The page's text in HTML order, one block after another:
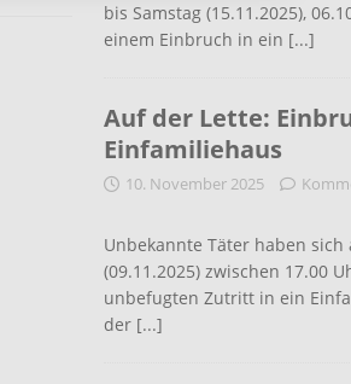
bis Samstag (15.11.2025),
einem Einbruch in ein [...]
Auf der Lette:
Einfamiliehaus
10. November 2025
Unbekannte Täter haben sich
(09.11.2025) zwischen 17.00
unbefugten Zutritt in ein
der [...]